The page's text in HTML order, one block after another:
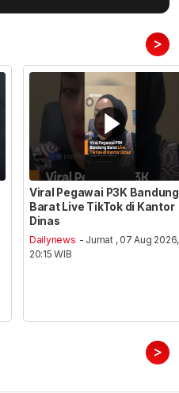
>
Viral Pegawai P3K Bandung
Barat Live TikTok di Kantor
Dinas
Dailynews - Jumat , 07 Aug 2026,
20:15 WIB
>